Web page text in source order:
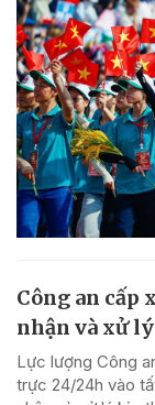
Công an cấp
nhận và xử
Lực lượng Công
trực 24/24h vào